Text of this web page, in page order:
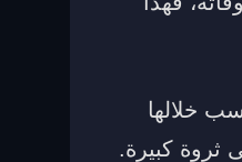
خلالها
ثروة كبيرة.